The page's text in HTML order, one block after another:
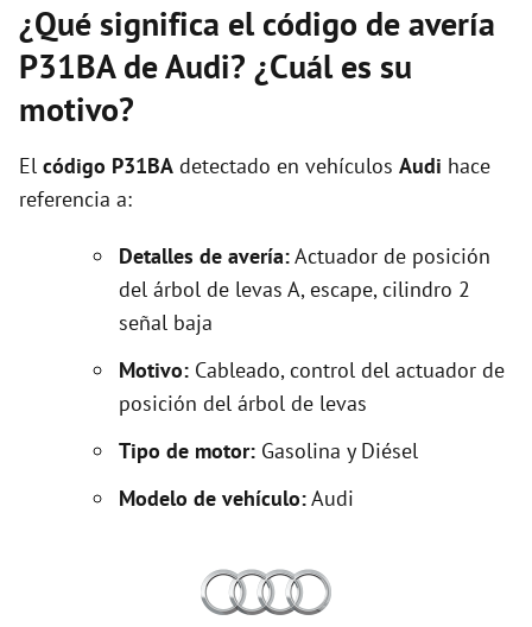
¿Qué significa el código de avería
P31BA de Audi? ¿Cuál es su
motivo?
El código P31BA detectado en vehículos Audi hace
referencia a:
Detalles de avería:Actuador de posición
del árbol de levas A, escape, cilindro 2
señal baja
Motivo: Cableado, control del actuador de
posición del árbol de levas
Tipo de motor: Gasolina y Diésel
Modelo de vehículo:Audi